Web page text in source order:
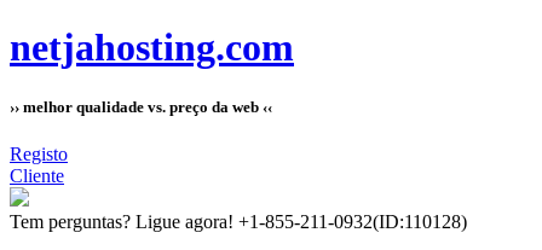
netjahosting.com
›› melhor qualidade vs. preço da web ‹‹
Registo
Cliente
Tem perguntas? Ligue agora! +1-855-211-0932(ID:110128)